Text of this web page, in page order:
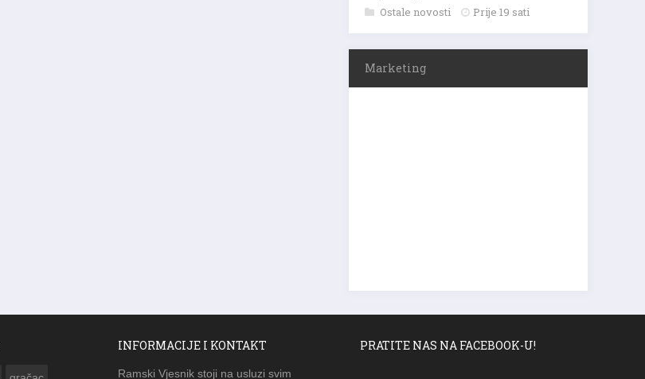
Ostale novosti Prije 19 sati
Marketing
INFORMACIJE I KONTAKT
Ramski Vjesnik stoji na usluzi svim
PRATITE NAS NA FACEBOOK-U!